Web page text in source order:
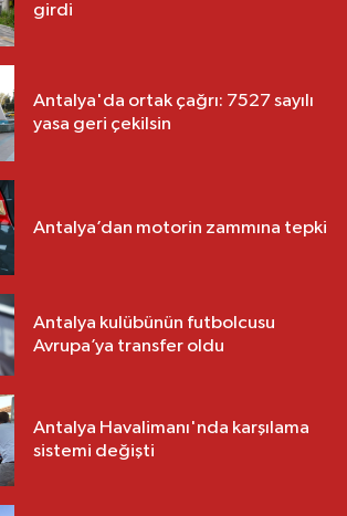
girdi
Antalya'da ortak çağrı: 7527 sayılı
yasa geri çekilsin
Antalya’dan motorin zammına tepki
Antalya kulübünün futbolcusu
Avrupa’ya transfer oldu
Antalya Havalimanı'nda karşılama
sistemi değişti